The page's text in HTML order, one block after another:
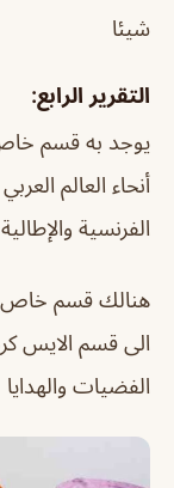
شيئا
التقرير الرابع:
يوجد به قسم خاص
أنحاء العالم
الفرنسية
هنالك قسم خاص
الى قسم الايس
الفضيات والهدايا